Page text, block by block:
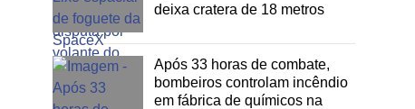
deixa cratera de 18 metros
Após 33 horas de combate,
bombeiros controlam incêndio
em fábrica de químicos na